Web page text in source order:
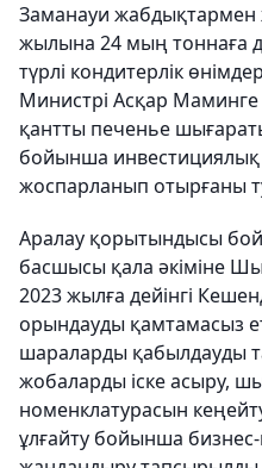
Заманауи жабдықтармен
жылына 24 мың тоннаға
түрлі кондитерлік
Министрі Асқар
қантты печенье
бойынша
жоспарланып отырғаны
Аралау қорытындысы
басшысы қала әкіміне
2023 жылға дейінгі
орындауды қамтамасыз
шараларды қабылдауды
жобаларды іске асыру,
номенклатурасын
ұлғайту бойынша